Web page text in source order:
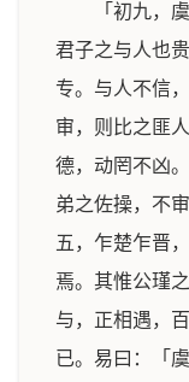
「初九，
君子之与人也
专。与人不信
审，则比之匪
德，动罔不凶
弟之佐操，不
五，乍楚乍晋
焉。其惟公瑾
与，正相遇，
已。易曰：「